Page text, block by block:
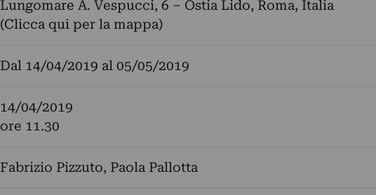
Lungomare A. Vespucci, 6 – Ostia Lido, Roma, Italia
(Clicca qui per la mappa)
Dal 14/04/2019 al 05/05/2019
14/04/2019
ore 11.30
Fabrizio Pizzuto, Paola Pallotta